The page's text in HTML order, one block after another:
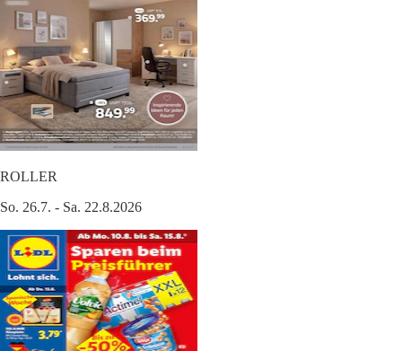
ROLLER
So. 26.7. - Sa. 22.8.2026